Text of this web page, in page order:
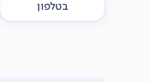
בטלפון